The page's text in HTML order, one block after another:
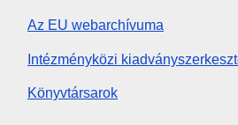
Az EU webarchívuma
Intézményközi
Könyvtársarok